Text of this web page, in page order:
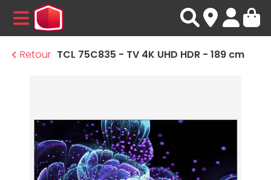
MENU
Retour TCL 75C835 - TV 4K UHD HDR - 189 cm